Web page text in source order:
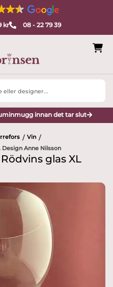
kr 08 - 22 79 39
innan det tar slut
/ Vin /
Design Anne Nilsson
glas XL